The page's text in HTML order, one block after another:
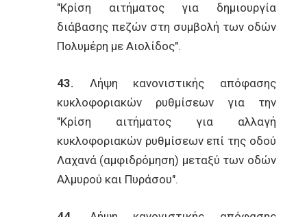
"Κρίση αιτήματος για δημιουργία
διάβασης πεζών στη συμβολή των οδών
Πολυμέρη με Αιολίδος".
43. Λήψη κανονιστικής απόφασης
κυκλοφοριακών ρυθμίσεων για την
"Κρίση αιτήματος για αλλαγή
κυκλοφοριακών ρυθμίσεων επί της οδού
Λαχανά (αμφιδρόμηση) μεταξύ των οδών
Αλμυρού και Πυράσου".